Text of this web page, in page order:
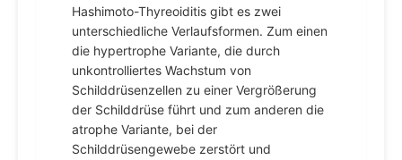
Hashimoto-Thyreoiditis gibt es zwei
unterschiedliche Verlaufsformen. Zum einen
die hypertrophe Variante, die durch
unkontrolliertes Wachstum von
Schilddrüsenzellen zu einer Vergrößerung
der Schilddrüse führt und zum anderen die
atrophe Variante, bei der
Schilddrüsengewebe zerstört und